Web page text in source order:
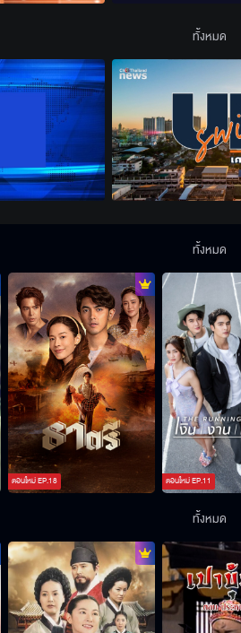
ทั้งหมด
ตอนใหม่EP.18 ตอนใหม่EP.11
ทั้งหมด
ทั้งหมด